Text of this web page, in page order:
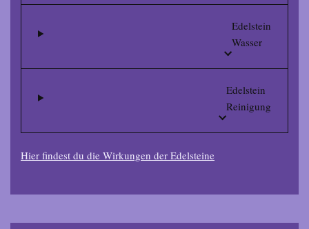
Edelstein
Wasser
Edelstein
Reinigung
Hier findest du die Wirkungen der Edelsteine